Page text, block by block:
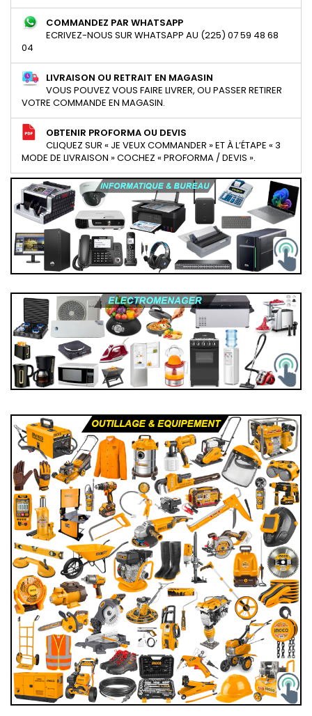
COMMANDEZ PAR WHATSAPP
ECRIVEZ-NOUS SUR WHATSAPP AU (225) 07 59 48 68
04
LIVRAISON OU RETRAIT EN MAGASIN
VOUS POUVEZ VOUS FAIRE LIVRER, OU PASSER RETIRER
VOTRE COMMANDE EN MAGASIN.
OBTENIR PROFORMA OU DEVIS
CLIQUEZ SUR « JE VEUX COMMANDER » ET À L’ÉTAPE « 3
MODE DE LIVRAISON » COCHEZ « PROFORMA / DEVIS ».